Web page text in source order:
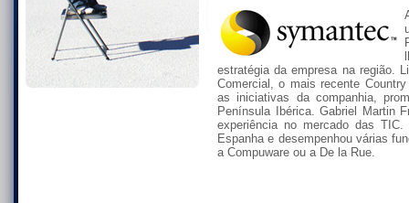
estratégia da empresa na região.
Comercial, o mais recente
as iniciativas da companhia,
Península Ibérica. Gabriel Martin
experiência no mercado das
Espanha e desempenhou várias
a Compuware ou a De la Rue.